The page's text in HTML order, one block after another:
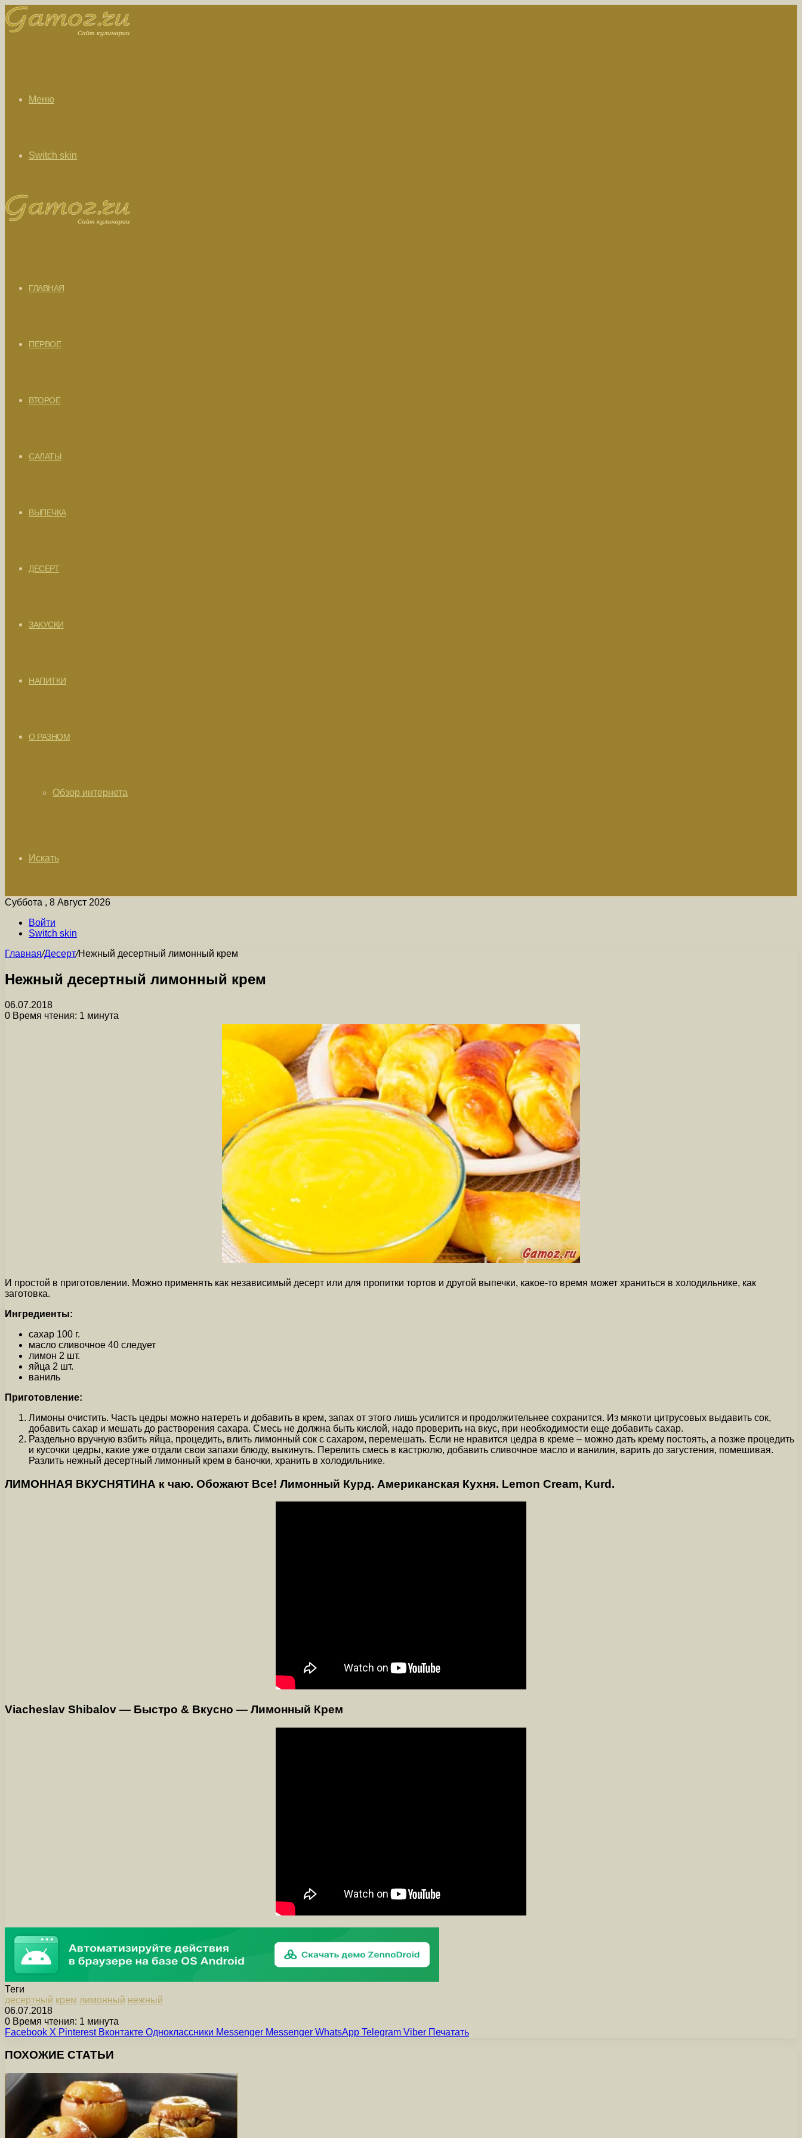
Меню
Switch skin
ГЛАВНАЯ
ПЕРВОЕ
ВТОРОЕ
САЛАТЫ
ВЫПЕЧКА
ДЕСЕРТ
ЗАКУСКИ
НАПИТКИ
О РАЗНОМ
Обзор интернета
Искать
Суббота , 8 Август 2026
Войти
Switch skin
Главная/Десерт/Нежный десертный лимонный крем
Нежный десертный лимонный крем
06.07.2018
0 Время чтения: 1 минута
И простой в приготовлении. Можно применять как независимый десерт или для пропитки тортов и другой выпечки, какое-то время может храниться в холодильнике, как
заготовка.
Ингредиенты:
сахар 100 г.
масло сливочное 40 следует
лимон 2 шт.
яйца 2 шт.
ваниль
Приготовление:
Лимоны очистить. Часть цедры можно натереть и добавить в крем, запах от этого лишь усилится и продолжительнее сохранится. Из мякоти цитрусовых выдавить сок,
добавить сахар и мешать до растворения сахара. Смесь не должна быть кислой, надо проверить на вкус, при необходимости еще добавить сахар.
Раздельно вручную взбить яйца, процедить, влить лимонный сок с сахаром, перемешать. Если не нравится цедра в креме – можно дать крему постоять, а позже процедить
и кусочки цедры, какие уже отдали свои запахи блюду, выкинуть. Перелить смесь в кастрюлю, добавить сливочное масло и ванилин, варить до загустения, помешивая.
Разлить нежный десертный лимонный крем в баночки, хранить в холодильнике.
ЛИМОННАЯ ВКУСНЯТИНА к чаю. Обожают Все! Лимонный Курд. Американская Кухня. Lemon Cream, Kurd.
Viacheslav Shibalov — Быстро & Вкусно — Лимонный Крем
Теги
десертный крем лимонный нежный
06.07.2018
0 Время чтения: 1 минута
Facebook X Pinterest Вконтакте Одноклассники Messenger Messenger WhatsApp Telegram Viber Печатать
ПОХОЖИЕ СТАТЬИ